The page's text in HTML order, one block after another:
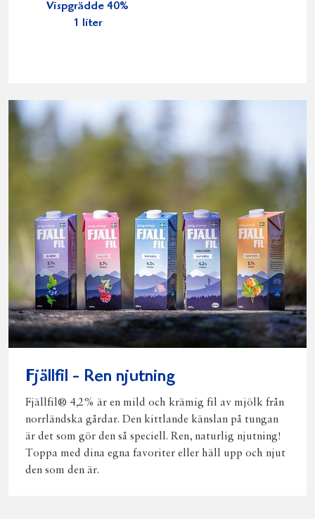
Vispgrädde 40%
1 liter
Fjällfil - Ren njutning
Fjällfil® 4,2% är en mild och krämig fil av mjölk från
norrländska gårdar. Den kittlande känslan på tungan
är det som gör den så speciell. Ren, naturlig njutning!
Toppa med dina egna favoriter eller häll upp och njut
den som den är.